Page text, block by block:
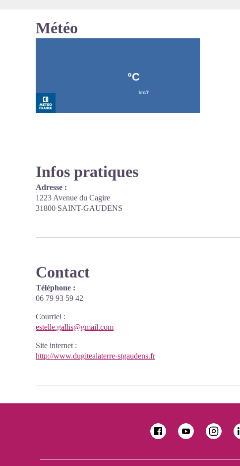
Météo
Infos pratiques
Adresse :
1223 Avenue du Cagire
31800 SAINT-GAUDENS
Contact
Téléphone :
06 79 93 59 42
Courriel :
estelle.gallis@gmail.com
Site internet :
http://www.dugitealaterre-stgaudens.fr